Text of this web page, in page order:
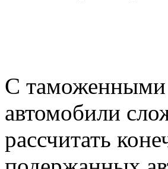
С таможенными
автомобили
рассчитать